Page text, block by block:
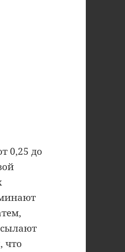
0,25 до
что